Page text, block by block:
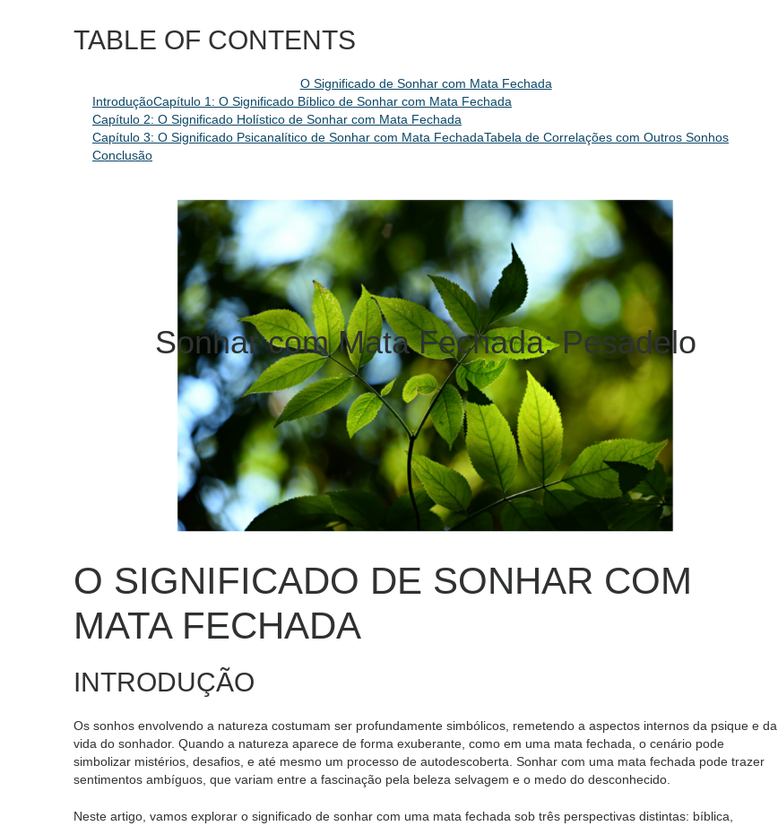
TABLE OF CONTENTS
O Significado de Sonhar com Mata Fechada
IntroduçãoCapítulo 1: O Significado Bíblico de Sonhar com Mata Fechada
Capítulo 2: O Significado Holístico de Sonhar com Mata Fechada
Capítulo 3: O Significado Psicanalítico de Sonhar com Mata FechadaTabela de Correlações com Outros Sonhos
Conclusão
Sonhar com Mata Fechada: Pesadelo
O SIGNIFICADO DE SONHAR COM
MATA FECHADA
INTRODUÇÃO
Os sonhos envolvendo a natureza costumam ser profundamente simbólicos, remetendo a aspectos internos da psique e da
vida do sonhador. Quando a natureza aparece de forma exuberante, como em uma mata fechada, o cenário pode
simbolizar mistérios, desafios, e até mesmo um processo de autodescoberta. Sonhar com uma mata fechada pode trazer
sentimentos ambíguos, que variam entre a fascinação pela beleza selvagem e o medo do desconhecido.
Neste artigo, vamos explorar o significado de sonhar com uma mata fechada sob três perspectivas distintas: bíblica,